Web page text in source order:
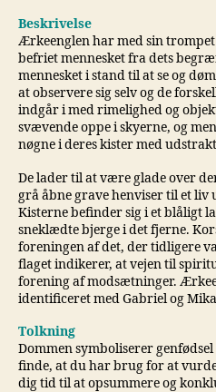
Beskrivelse
Ærkeenglen har med sin
befriet mennesket fra dets
mennesket i stand til at se og
at observere sig selv og de
indgår i med rimelighed og
svævende oppe i skyerne, og
nøgne i deres kister med
De lader til at være glade over
grå åbne grave henviser til et liv
Kisterne befinder sig i et blåligt
sneklædte bjerge i det fjerne.
foreningen af det, der tidligere
flaget indikerer, at vejen til
forening af modsætninger.
identificeret med Gabriel og
Tolkning
Dommen symboliserer
finde, at du har brug for at
dig tid til at opsummere og